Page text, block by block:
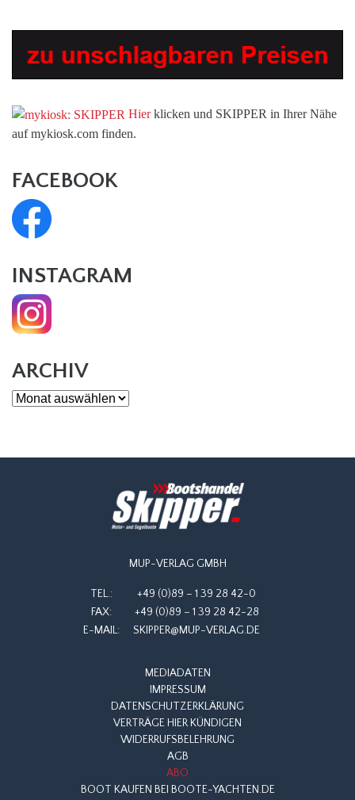
Hierklicken und SKIPPER in Ihrer Nähe
auf mykiosk.com finden.
FACEBOOK
INSTAGRAM
ARCHIV
Archiv
MUP-VERLAG GMBH
TEL.:
+49 (0)89 – 1 39 28 42-0
FAX:
+49 (0)89 – 1 39 28 42-28
E-MAIL:
SKIPPER@MUP-VERLAG.DE
MEDIADATEN
IMPRESSUM
DATENSCHUTZERKLÄRUNG
VERTRÄGE HIER KÜNDIGEN
WIDERRUFSBELEHRUNG
AGB
ABO
BOOT KAUFEN BEI BOOTE-YACHTEN.DE